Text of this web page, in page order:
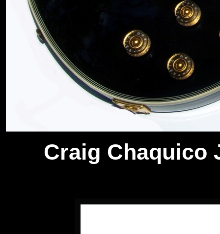
Craig Chaquico